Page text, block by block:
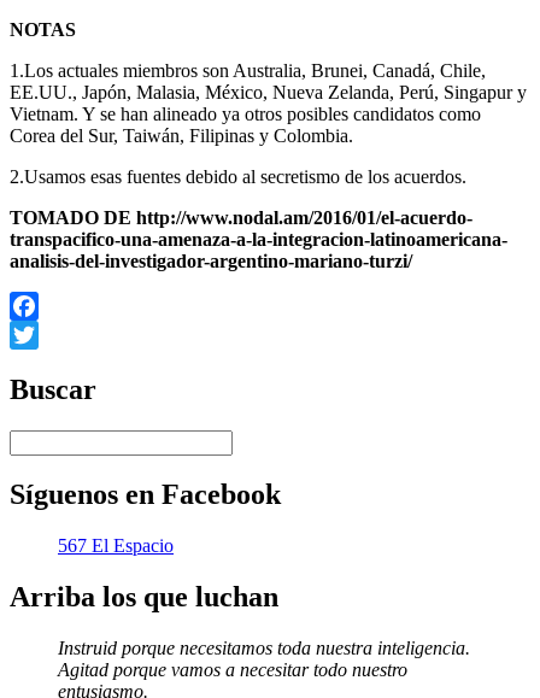
NOTAS
1.Los actuales miembros son Australia, Brunei, Canadá, Chile,
EE.UU., Japón, Malasia, México, Nueva Zelanda, Perú, Singapur y
Vietnam. Y se han alineado ya otros posibles candidatos como
Corea del Sur, Taiwán, Filipinas y Colombia.
2.Usamos esas fuentes debido al secretismo de los acuerdos.
TOMADO DE http://www.nodal.am/2016/01/el-acuerdo-
transpacifico-una-amenaza-a-la-integracion-latinoamericana-
analisis-del-investigador-argentino-mariano-turzi/
Facebook
Buscar
Síguenos en Facebook
567 El Espacio
Arriba los que luchan
Instruid porque necesitamos toda nuestra inteligencia.
Agitad porque vamos a necesitar todo nuestro
entusiasmo.